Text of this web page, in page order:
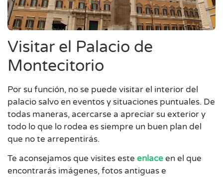
Visitar el Palacio de
Montecitorio
Por su función, no se puede visitar el interior del
palacio salvo en eventos y situaciones puntuales. De
todas maneras, acercarse a apreciar su exterior y
todo lo que lo rodea es siempre un buen plan del
que no te arrepentirás.
Te aconsejamos que visites este enlaceen el que
encontrarás imágenes, fotos antiguas e